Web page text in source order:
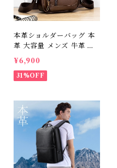
本革ショルダーバッグ 本
革 大容量 メンズ 牛革 オ
イルレザー アウトドア 旅
行 レジャー 本革鞄 男女兼
用 旅行 オシャレ 送料無料
¥6,900
31%OFF